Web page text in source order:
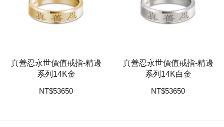
真善忍永世價值戒指-精邊
系列14K金
NT$53650
真善忍永世價值戒指-精邊
系列14K白金
NT$53650